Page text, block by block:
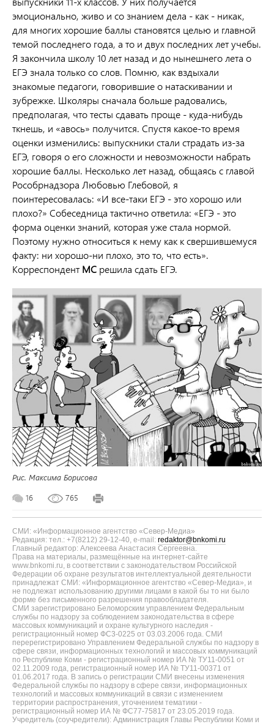
эмоционально, живо и со знанием дела - как - никак,
для многих хорошие баллы становятся целью и главной
темой последнего года, а то и двух последних лет учебы.
Я закончила школу 10 лет назад и до нынешнего лета о
ЕГЭ знала только со слов. Помню, как вздыхали
знакомые педагоги, говорившие о натаскивании и
зубрежке. Школяры сначала больше радовались,
предполагая, что тесты сдавать проще - куда-нибудь
ткнешь, и «авось» получится. Спустя какое-то время
оценки изменились: выпускники стали страдать из-за
ЕГЭ, говоря о его сложности и невозможности набрать
хорошие баллы. Несколько лет назад, общаясь с главой
Рособрнадзора Любовью Глебовой, я
поинтересовалась: «И все-таки ЕГЭ - это хорошо или
плохо?» Собеседница тактично ответила: «ЕГЭ - это
форма оценки знаний, которая уже стала нормой.
Поэтому нужно относиться к нему как к свершившемуся
факту: ни хорошо-ни плохо, это то, что есть».
Корреспондент МС решила сдать ЕГЭ.
Рис. Максима Борисова
16
765
СМИ: «Информационное агентство «Север-Медиа»
Редакция: тел.: +7(8212) 29-12-40, e-mail: redaktor@bnkomi.ru
Главный редактор: Алексеева Анастасия Сергеевна.
Права на материалы, размещённые на интернет-сайте
www.bnkomi.ru, в соответствии с законодательством Российской
Федерации об охране результатов интеллектуальной деятельности
принадлежат СМИ: «Информационное агентство «Север-Медиа», и
не подлежат использованию другими лицами в какой бы то ни было
форме без письменного разрешения правообладателя.
СМИ зарегистрировано Беломорским управлением Федеральным
службы по надзору за соблюдением законодательства в сфере
массовых коммуникаций и охране культурного наследия -
регистрационный номер ФС3-0225 от 03.03.2006 года. СМИ
перерегистрировано Управлением Федеральной службы по надзору в
сфере связи, информационных технологий и массовых коммуникаций
по Республике Коми - регистрационный номер ИА № ТУ11-0051 от
02.11.2009 года, регистрационный номер ИА № ТУ11-00371 от
01.06.2017 года. В запись о регистрации СМИ внесены изменения
Федеральной службы по надзору в сфере связи, информационных
технологий и массовых коммуникаций в связи с изменением
территории распространения, уточнением тематики -
регистрационный номер ИА № ФС77-75817 от 23.05.2019 года.
Учредитель (соучредители): Администрация Главы Республики Коми и